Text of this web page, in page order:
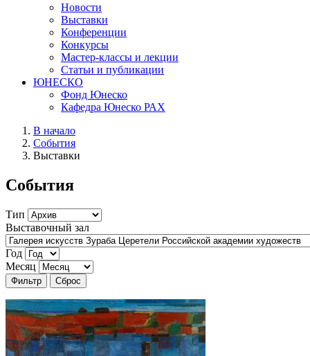
Новости
Выставки
Конференции
Конкурсы
Мастер-классы и лекции
Статьи и публикации
ЮНЕСКО
Фонд Юнеско
Кафедра Юнеско РАХ
В начало
События
Выставки
События
Тип
Выставочный зал
Год
Месяц